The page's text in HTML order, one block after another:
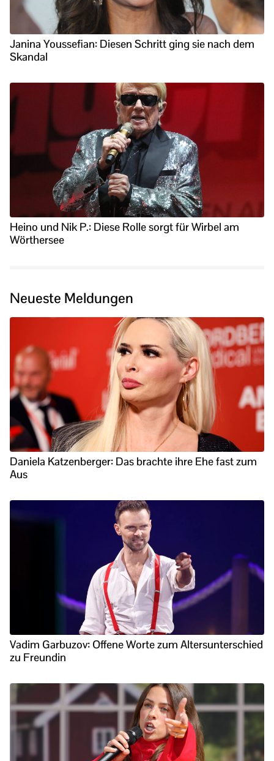
Janina Youssefian: Diesen Schritt ging sie nach dem
Skandal
Heino und Nik P.: Diese Rolle sorgt für Wirbel am
Wörthersee
Neueste Meldungen
Daniela Katzenberger: Das brachte ihre Ehe fast zum
Aus
Vadim Garbuzov: Offene Worte zum Altersunterschied
zu Freundin